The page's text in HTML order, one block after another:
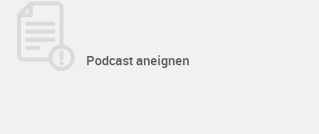
Podcast aneignen